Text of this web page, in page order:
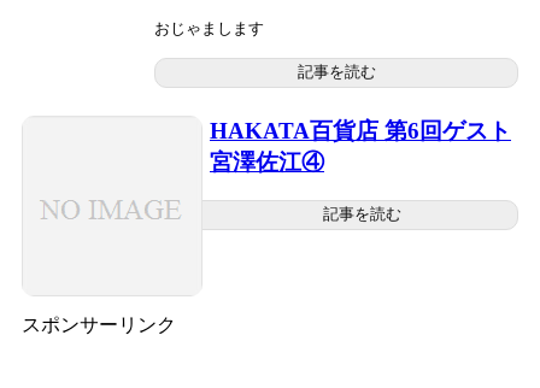
おじゃまします
記事を読む
HAKATA百貨店 第6回ゲスト
宮澤佐江④
記事を読む
スポンサーリンク